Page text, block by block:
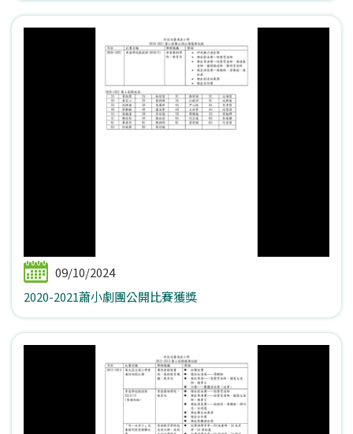
09/10/2024
2020-2021蕭小劇團公開比賽獲獎